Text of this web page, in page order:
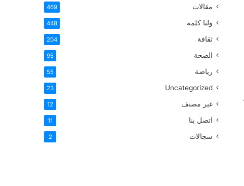
مقالات 469
ولنا كلمة 448
ثقافة 204
الصحة 95
رياضة 55
Uncategorized
23
غير مصنف 12
اتصل بنا 11
سجالات 2